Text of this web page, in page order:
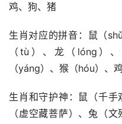
鸡、狗、猪
生肖对应的拼音：鼠（
（tù）、龙（lónɡ）
（yánɡ）、猴（hóu）、
生肖和守护神：鼠（千
（虚空藏菩萨）、兔（